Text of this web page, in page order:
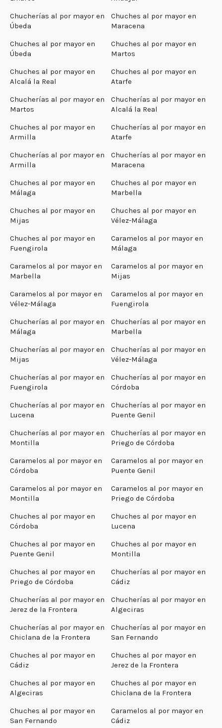
Chucherías al por mayor en
Úbeda
Chuches al por mayor en
Maracena
Chuches al por mayor en
Úbeda
Chuches al por mayor en
Martos
Chuches al por mayor en
Alcalá la Real
Chuches al por mayor en
Atarfe
Chucherías al por mayor en
Martos
Chucherías al por mayor en
Alcalá la Real
Chuches al por mayor en
Armilla
Chucherías al por mayor en
Atarfe
Chucherías al por mayor en
Armilla
Chucherías al por mayor en
Maracena
Chuches al por mayor en
Málaga
Chuches al por mayor en
Marbella
Chuches al por mayor en
Mijas
Chuches al por mayor en
Vélez-Málaga
Chuches al por mayor en
Fuengirola
Caramelos al por mayor en
Málaga
Caramelos al por mayor en
Marbella
Caramelos al por mayor en
Mijas
Caramelos al por mayor en
Vélez-Málaga
Caramelos al por mayor en
Fuengirola
Chucherías al por mayor en
Málaga
Chucherías al por mayor en
Marbella
Chucherías al por mayor en
Mijas
Chucherías al por mayor en
Vélez-Málaga
Chucherías al por mayor en
Fuengirola
Chucherías al por mayor en
Córdoba
Chucherías al por mayor en
Lucena
Chucherías al por mayor en
Puente Genil
Chucherías al por mayor en
Montilla
Chucherías al por mayor en
Priego de Córdoba
Caramelos al por mayor en
Córdoba
Caramelos al por mayor en
Puente Genil
Caramelos al por mayor en
Montilla
Caramelos al por mayor en
Priego de Córdoba
Chuches al por mayor en
Córdoba
Chuches al por mayor en
Lucena
Chuches al por mayor en
Puente Genil
Chuches al por mayor en
Montilla
Chuches al por mayor en
Priego de Córdoba
Chucherías al por mayor en
Cádiz
Chucherías al por mayor en
Jerez de la Frontera
Chucherías al por mayor en
Algeciras
Chucherías al por mayor en
Chiclana de la Frontera
Chucherías al por mayor en
San Fernando
Chuches al por mayor en
Cádiz
Chuches al por mayor en
Jerez de la Frontera
Chuches al por mayor en
Algeciras
Chuches al por mayor en
Chiclana de la Frontera
Chuches al por mayor en
San Fernando
Caramelos al por mayor en
Cádiz